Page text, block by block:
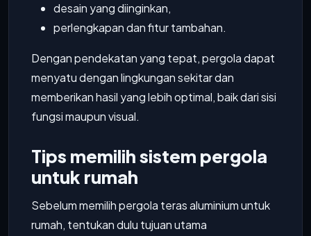
desain yang diinginkan,
perlengkapan dan fitur tambahan.
Dengan pendekatan yang tepat, pergola dapat
menyatu dengan lingkungan sekitar dan
memberikan hasil yang lebih optimal, baik dari sisi
fungsi maupun visual.
Tips memilih sistem pergola
untuk rumah
Sebelum memilih pergola teras aluminium untuk
rumah, tentukan dulu tujuan utama